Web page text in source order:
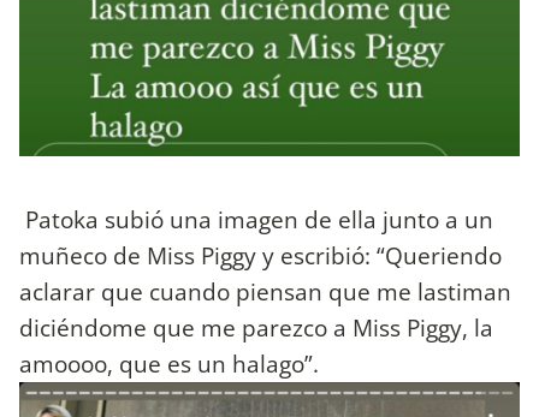
Patoka subió una imagen de ella junto a un
muñeco de Miss Piggy y escribió: “Queriendo
aclarar que cuando piensan que me lastiman
diciéndome que me parezco a Miss Piggy, la
amoooo, que es un halago”.